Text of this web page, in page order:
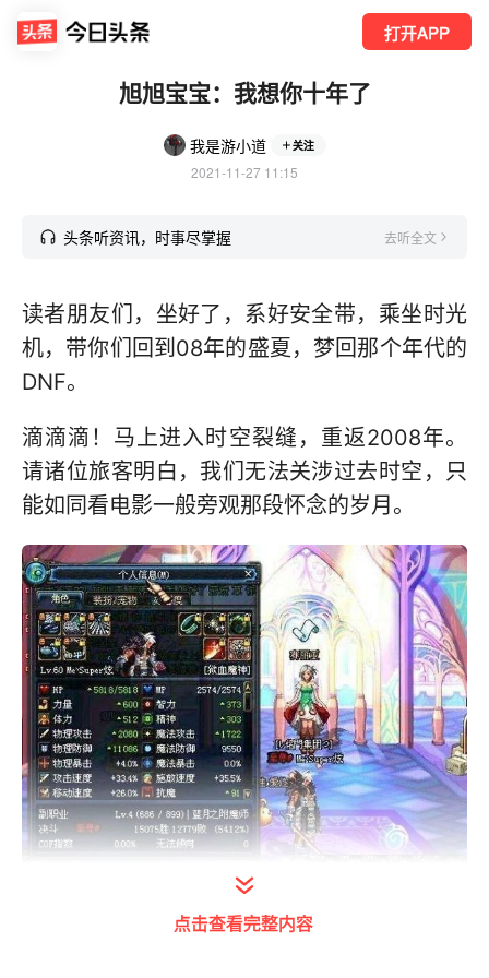
打开APP
旭旭宝宝：我想你十年了
我是游小道 关注
2021-11-27 11:15
头条听资讯，时事尽掌握 去听全文
读者朋友们，坐好了，系好安全带，乘坐时光
机，带你们回到08年的盛夏，梦回那个年代的
DNF。
滴滴滴！马上进入时空裂缝，重返2008年。
请诸位旅客明白，我们无法关涉过去时空，只
能如同看电影一般旁观那段怀念的岁月。
打开今日头条查看图片详情
点击查看完整内容